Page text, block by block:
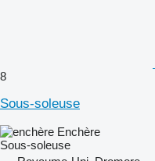
8
Sous-soleuse
Enchère
Sous-soleuse